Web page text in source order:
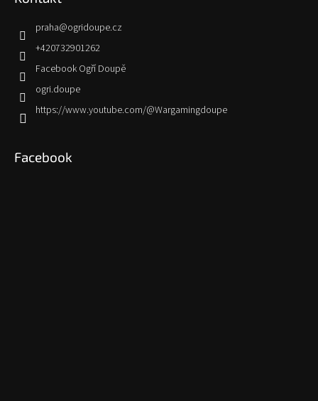
praha@ogridoupe.cz
+420732901262
Facebook Ogří Doupě
ogri.doupe
https://www.youtube.com/@Wargamingdoupe
Facebook